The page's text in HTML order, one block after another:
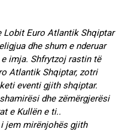
Lobit Euro Atlantik Shqiptar
dhe shum e nderuar
imja. Shfrytzoj rastin të
Atlantik Shqiptar, zotri
eventi gjith shqiptar.
dhe zëmërgjerësi
e Kullën e ti..
jem mirënjohës gjith